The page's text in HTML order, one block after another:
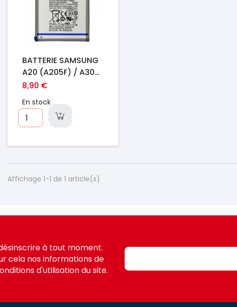
BATTERIE SAMSUNG
A20 (A205F) / A30
(A305F) / A30S
(A505F) / A50S
(A507)
8,90 €
En stock
Affichage 1-1 de 1 article(s)
à tout moment.
cela nos informations de
d'utilisation du site.